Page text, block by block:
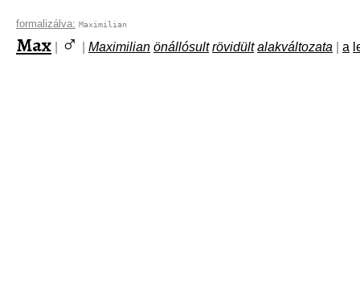
formalizálva: Maximilian
Max ♂ Maximilian önállósult rövidült alakváltozata a